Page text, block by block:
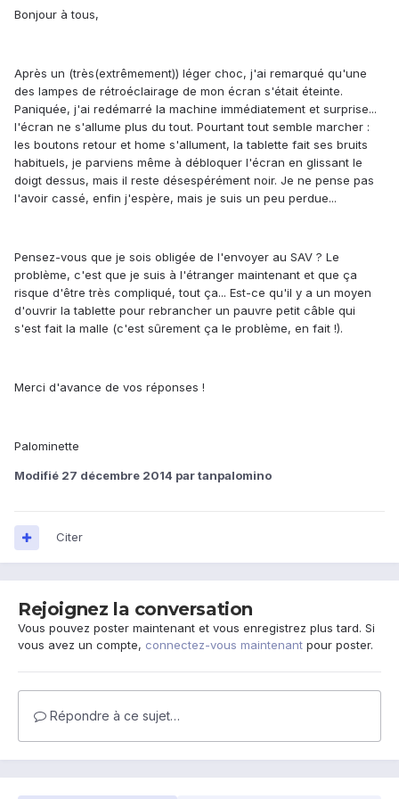
Bonjour à tous,
Après un (très(extrêmement)) léger choc, j'ai remarqué qu'une
des lampes de rétroéclairage de mon écran s'était éteinte.
Paniquée, j'ai redémarré la machine immédiatement et surprise...
l'écran ne s'allume plus du tout. Pourtant tout semble marcher :
les boutons retour et home s'allument, la tablette fait ses bruits
habituels, je parviens même à débloquer l'écran en glissant le
doigt dessus, mais il reste désespérément noir. Je ne pense pas
l'avoir cassé, enfin j'espère, mais je suis un peu perdue...
Pensez-vous que je sois obligée de l'envoyer au SAV ? Le
problème, c'est que je suis à l'étranger maintenant et que ça
risque d'être très compliqué, tout ça... Est-ce qu'il y a un moyen
d'ouvrir la tablette pour rebrancher un pauvre petit câble qui
s'est fait la malle (c'est sûrement ça le problème, en fait !).
Merci d'avance de vos réponses !
Palominette
Modifié 27 décembre 2014 par tanpalomino
Citer
Rejoignez la conversation
Vous pouvez poster maintenant et vous enregistrez plus tard. Si
vous avez un compte, connectez-vous maintenant pour poster.
Répondre à ce sujet…